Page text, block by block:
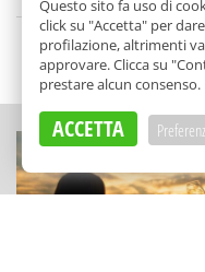
Questo sito fa uso di
click su "Accetta" per
profilazione, altrimenti
approvare. Clicca su
prestare alcun consenso.
ACCETTA